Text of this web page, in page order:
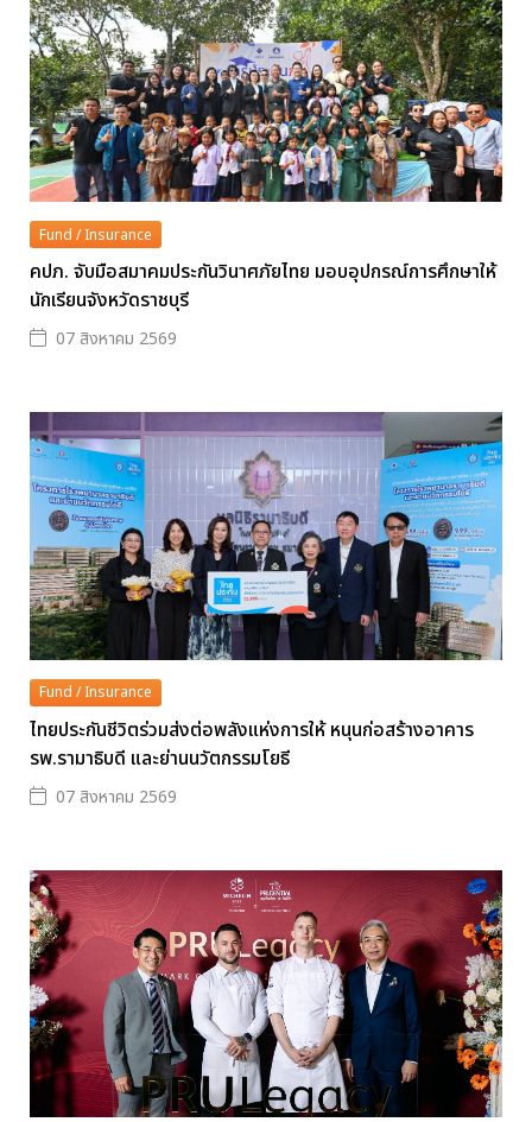
Fund / Insurance
คปภ. จับมือสมาคมประกันวินาศภัยไทย มอบอุปกรณ์การศึกษาให้
นักเรียนจังหวัดราชบุรี
07 สิงหาคม 2569
Fund / Insurance
ไทยประกันชีวิตร่วมส่งต่อพลังแห่งการให้ หนุนก่อสร้างอาคาร
รพ.รามาธิบดี และย่านนวัตกรรมโยธี
07 สิงหาคม 2569